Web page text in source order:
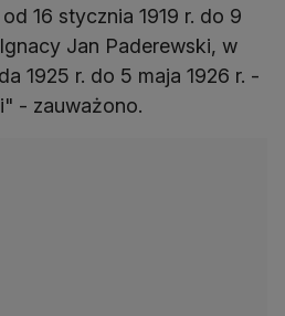
16 stycznia 1919 r. do 9
Jan Paderewski, w
1925 r. do 5 maja 1926 r. -
- zauważono.